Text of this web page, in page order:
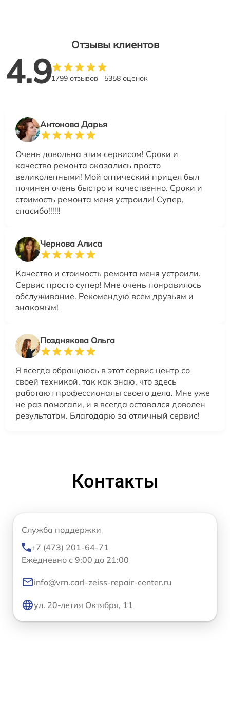
Отзывы клиентов
4.91799 отзывов 5358 оценок
Антонова Дарья
Очень довольна этим сервисом! Сроки и
качество ремонта оказались просто
великолепными! Мой оптический прицел был
починен очень быстро и качественно. Сроки и
стоимость ремонта меня устроили! Супер,
спасибо!!!!!!
Чернова Алиса
Качество и стоимость ремонта меня устроили.
Сервис просто супер! Мне очень понравилось
обслуживание. Рекомендую всем друзьям и
знакомым!
Позднякова Ольга
Я всегда обращаюсь в этот сервис центр со
своей техникой, так как знаю, что здесь
работают профессионалы своего дела. Мне уже
не раз помогали, и я всегда оставался доволен
результатом. Благодарю за отличный сервис!
Контакты
Служба поддержки
+7 (473) 201-64-71
Ежедневно с 9:00 до 21:00
info@vrn.carl-zeiss-repair-center.ru
ул. 20-летия Октября, 11